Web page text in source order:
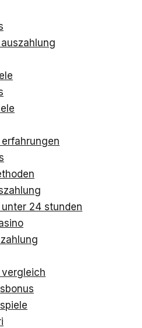
24 stunden